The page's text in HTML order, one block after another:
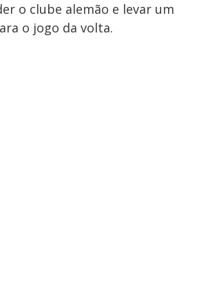
o clube alemão e levar um
o jogo da volta.